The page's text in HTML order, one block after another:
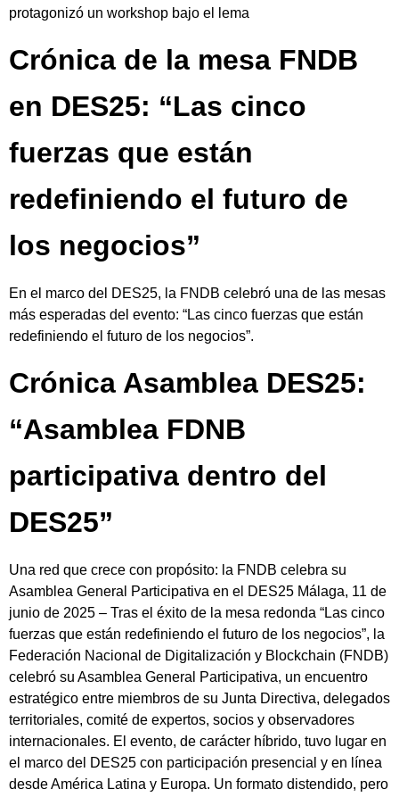
protagonizó un workshop bajo el lema
Crónica de la mesa FNDB
en DES25: “Las cinco
fuerzas que están
redefiniendo el futuro de
los negocios”
En el marco del DES25, la FNDB celebró una de las mesas
más esperadas del evento: “Las cinco fuerzas que están
redefiniendo el futuro de los negocios”.
Crónica Asamblea DES25:
“Asamblea FDNB
participativa dentro del
DES25”
Una red que crece con propósito: la FNDB celebra su
Asamblea General Participativa en el DES25 Málaga, 11 de
junio de 2025 – Tras el éxito de la mesa redonda “Las cinco
fuerzas que están redefiniendo el futuro de los negocios”, la
Federación Nacional de Digitalización y Blockchain (FNDB)
celebró su Asamblea General Participativa, un encuentro
estratégico entre miembros de su Junta Directiva, delegados
territoriales, comité de expertos, socios y observadores
internacionales. El evento, de carácter híbrido, tuvo lugar en
el marco del DES25 con participación presencial y en línea
desde América Latina y Europa. Un formato distendido, pero